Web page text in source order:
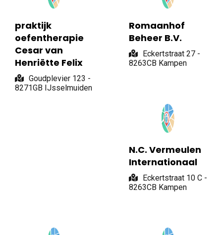
praktijk
oefentherapie
Cesar van
Henriëtte Felix
Goudplevier 123 -
8271GB IJsselmuiden
Romaanhof
Beheer B.V.
Eckertstraat 27 -
8263CB Kampen
N.C. Vermeulen
Internationaal
Eckertstraat 10 C -
8263CB Kampen